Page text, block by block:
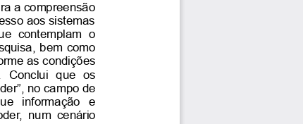
a compreensão
aos sistemas
contemplam o
bem como
as condições
Conclui que
os
no campo de
informação
e
num cenário